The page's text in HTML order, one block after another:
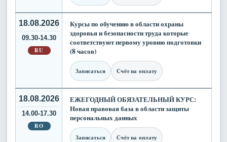
18.08.2026
09.30-14.30
RU
Курсы по обучению в области охраны
здоровья и безопасности труда которые
соответствуют первому уровню подготовки
(8 часов)
Записаться Счёт на оплату
18.08.2026
14.00-17.30
RO
ЕЖЕГОДНЫЙ ОБЯЗАТЕЛЬНЫЙ КУРС:
Новая правовая база в области защиты
персональных данных
Записаться Счёт на оплату